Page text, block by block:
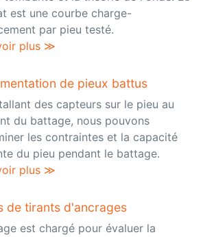
est une courbe charge-
par pieu testé.
plus ≫
de pieux battus
des capteurs sur le pieu au
du battage, nous pouvons
les contraintes et la capacité
du pieu pendant le battage.
plus ≫
de tirants d'ancrages
est chargé pour évaluer la